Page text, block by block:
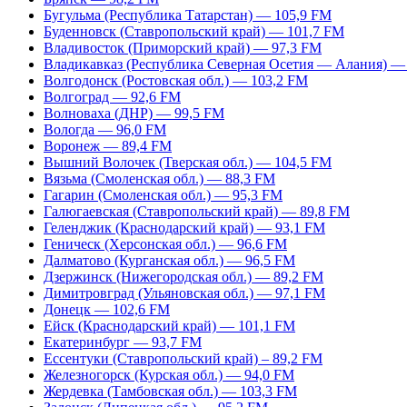
Бугульма (Республика Татарстан) — 105,9 FM
Буденновск (Ставропольский край) — 101,7 FM
Владивосток (Приморский край) — 97,3 FM
Владикавказ (Республика Северная Осетия — Алания)
Волгодонск (Ростовская обл.) — 103,2 FM
Волгоград — 92,6 FM
Волноваха (ДНР) — 99,5 FM
Вологда — 96,0 FM
Воронеж — 89,4 FM
Вышний Волочек (Тверская обл.) — 104,5 FM
Вязьма (Смоленская обл.) — 88,3 FM
Гагарин (Смоленская обл.) — 95,3 FM
Галюгаевская (Ставропольский край) — 89,8 FM
Геленджик (Краснодарский край) — 93,1 FM
Геническ (Херсонская обл.) — 96,6 FM
Далматово (Курганская обл.) — 96,5 FM
Дзержинск (Нижегородская обл.) — 89,2 FM
Димитровград (Ульяновская обл.) — 97,1 FM
Донецк — 102,6 FM
Ейск (Краснодарский край) — 101,1 FM
Екатеринбург — 93,7 FM
Ессентуки (Ставропольский край) – 89,2 FM
Железногорск (Курская обл.) — 94,0 FM
Жердевка (Тамбовская обл.) — 103,3 FM